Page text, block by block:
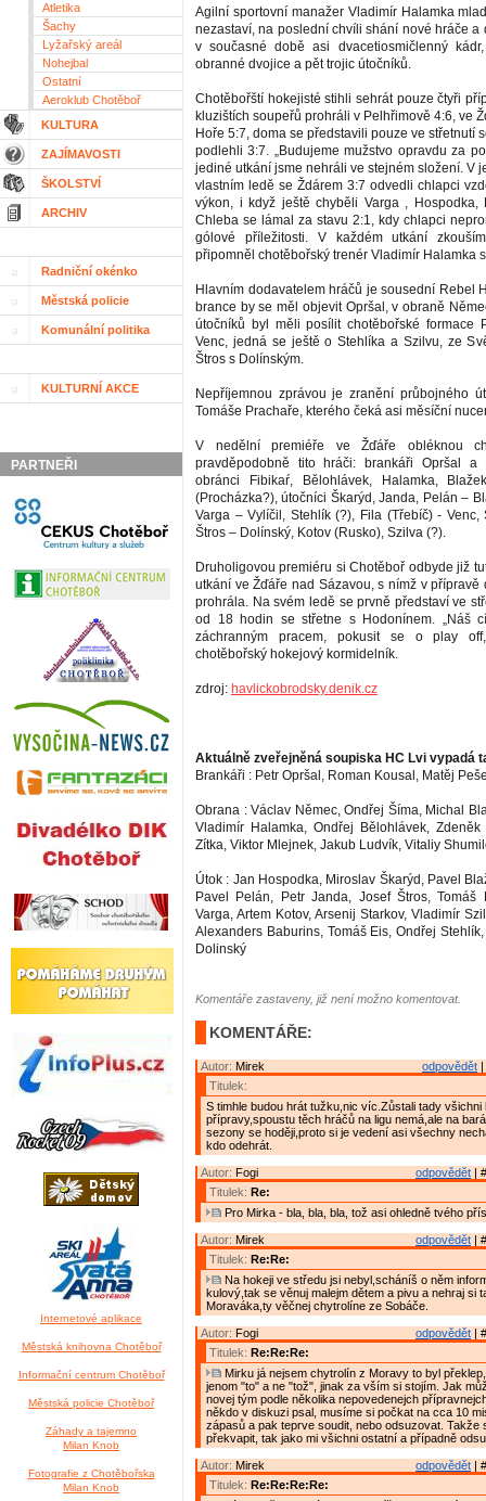
Atletika
Šachy
Lyžařský areál
Nohejbal
Ostatní
Aeroklub Chotěboř
KULTURA
ZAJÍMAVOSTI
ŠKOLSTVÍ
ARCHIV
Radniční okénko
Městská policie
Komunální politika
KULTURNÍ AKCE
PARTNEŘI
Internetové aplikace
Městská knihovna Chotěboř
Informační centrum Chotěboř
Městská policie Chotěboř
Záhady a tajemno
Milan Knob
Fotografie z Chotěbořska
Milan Knob
Agilní sportovní manažer Vladimír Halamka
nezastaví, na poslední chvíli shání nové hráče a
v současné době asi dvacetiosmičlenný
obranné dvojice a pět trojic útočníků.
Chotěbořští hokejisté stihli sehrát pouze čtyři
kluzištích soupeřů prohráli v Pelhřimově 4:6, ve
Hoře 5:7, doma se představili pouze ve střetnutí
podlehli 3:7. „Budujeme mužstvo opravdu za
jediné utkání jsme nehráli ve stejném složení. V
vlastním ledě se Ždárem 3:7 odvedli chlapci
výkon, i když ještě chyběli Varga , Hospodka,
Chleba se lámal za stavu 2:1, kdy chlapci
gólové příležitosti. V každém utkání
připomněl chotěbořský trenér Vladimír Halamka
Hlavním dodavatelem hráčů je sousední Rebel
brance by se měl objevit Opršal, v obraně
útočníků byl měli posílit chotěbořské formace
Venc, jedná se ještě o Stehlíka a Szilvu, ze
Štros s Dolínským.
Nepříjemnou zprávou je zranění průbojného
Tomáše Prachaře, kterého čeká asi měsíční
V nedělní premiéře ve Žďáře obléknou
pravděpodobně tito hráči: brankáři Opršal a
obránci Fibikaŕ, Bělohlávek, Halamka,
(Procházka?), útočníci Škarýd, Janda, Pelán –
Varga – Vylíčil, Stehlík (?), Fila (Třebíč) - Venc,
Štros – Dolínský, Kotov (Rusko), Szilva (?).
Druholigovou premiéru si Chotěboř odbyde již
utkání ve Žďáře nad Sázavou, s nímž v přípravě
prohrála. Na svém ledě se prvně představí ve
od 18 hodin se střetne s Hodonínem. „Náš
záchranným pracem, pokusit se o play
chotěbořský hokejový kormidelník.
zdroj: havlickobrodsky.denik.cz
Aktuálně zveřejněná soupiska HC Lvi vypadá
Brankáři : Petr Opršal, Roman Kousal, Matěj
Obrana : Václav Němec, Ondřej Šíma, Michal
Vladimír Halamka, Ondřej Bělohlávek, Zdeněk
Zítka, Viktor Mlejnek, Jakub Ludvík, Vitaliy
Útok : Jan Hospodka, Miroslav Škarýd, Pavel
Pavel Pelán, Petr Janda, Josef Štros, Tomáš
Varga, Artem Kotov, Arsenij Starkov, Vladimír
Alexanders Baburins, Tomáš Eis, Ondřej
Dolinský
Komentáře zastaveny, již není možno komentovat.
KOMENTÁŘE:
odpovědět
Autor: Mirek
Titulek:
S timhle budou hrát tužku,nic víc.Zůstali tady všichni
přípravy,spoustu těch hráčů na ligu nemá,ale na
sezony se hoději,proto si je vedení asi všechny
kdo odehrát.
odpovědět |
Autor: Fogi
Titulek: Re:
Pro Mirka - bla, bla, bla, tož asi ohledně tvého
odpovědět |
Autor: Mirek
Titulek: Re:Re:
Na hokeji ve středu jsi nebyl,scháníš o něm
kulový,tak se věnuj malejm dětem a pivu a nehraj si
Moraváka,ty věčnej chytrolíne ze Sobáče.
odpovědět |
Autor: Fogi
Titulek: Re:Re:Re:
Mirku já nejsem chytrolín z Moravy to byl
jenom "to" a ne "tož", jinak za vším si stojím. Jak
novej tým podle několika nepovedenejch
někdo v diskuzi psal, musíme si počkat na cca 10
zápasů a pak teprve soudit, nebo odsuzovat. Takže
překvapit, tak jako mi všichni ostatní a případně
odpovědět |
Autor: Mirek
Titulek: Re:Re:Re:Re: